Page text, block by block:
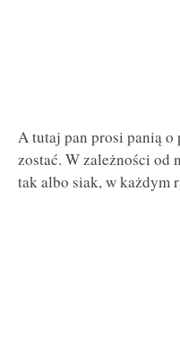
A tutaj pan prosi panią o
zostać. W zależności od
tak albo siak, w każdym